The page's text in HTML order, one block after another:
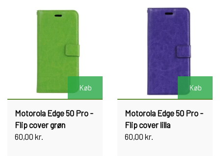
Køb
Motorola Edge 50 Pro -
Flip cover grøn
60,00 kr.
Køb
Motorola Edge 50 Pro -
Flip cover lilla
60,00 kr.